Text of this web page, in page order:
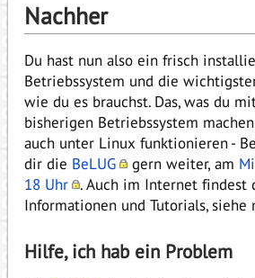
Nachher
Du hast nun also ein frisch
Betriebssystem und die
wie du es brauchst. Das, was du
bisherigen Betriebssystem
auch unter Linux funktionieren -
dir die BeLUG gern weiter, am
18 Uhr . Auch im Internet findest
Informationen und Tutorials, siehe
Hilfe, ich hab ein Problem